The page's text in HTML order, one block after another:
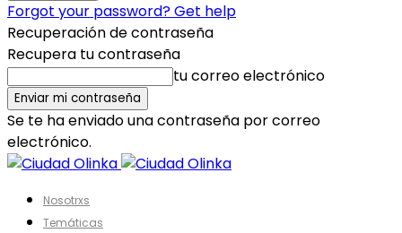
Forgot your password? Get help
Recuperación de contraseña
Recupera tu contraseña
tu correo electrónico
Se te ha enviado una contraseña por correo
electrónico.
Nosotrxs
Temáticas